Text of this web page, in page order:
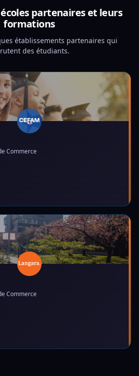
partenaires et leurs
formations
établissements partenaires qui
des étudiants.
Commerce
Commerce